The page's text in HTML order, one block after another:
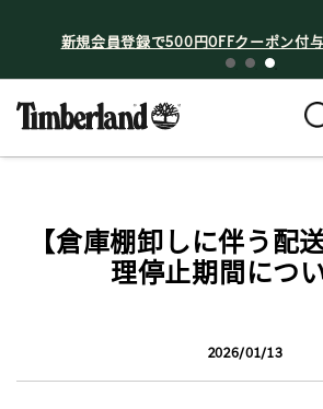
新規会員登録で500円OFFクーポン付
【倉庫棚卸しに伴う配
理停止期間につい
2026/01/13